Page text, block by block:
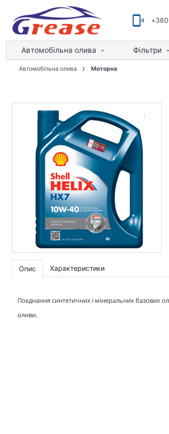
Автомобільна олива Фільтри
Автомобільна олива Моторна
Опис Характеристики
Поєднання синтетичних і мінеральних базових
оливи.